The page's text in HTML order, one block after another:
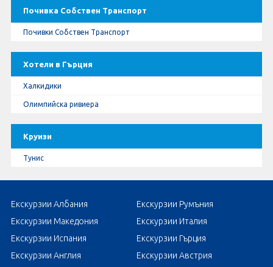
Почивка Собствен Транспорт
Почивки Собствен Транспорт
Хотели в Гърция
Халкидики
Олимпийска ривиера
Круизи
Тунис
Екскурзии Албания
Екскурзии Румъния
Екскурзии Македония
Екскурзии Италия
Екскурзии Испания
Екскурзии Гърция
Екскурзии Англия
Екскурзии Австрия